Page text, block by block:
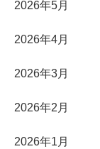
2026年5月
2026年4月
2026年3月
2026年2月
2026年1月